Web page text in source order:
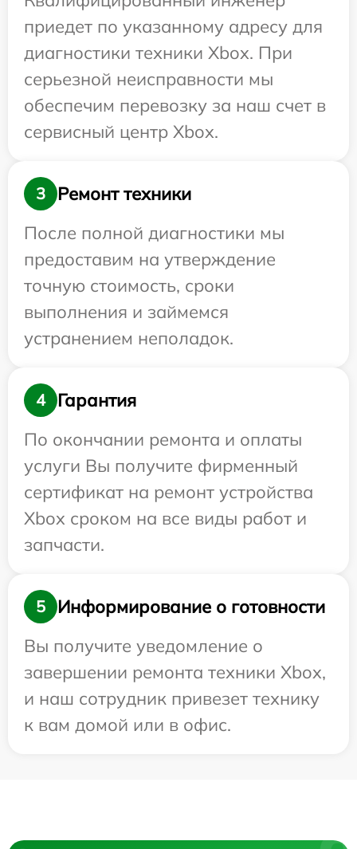
приедет по указанному адресу для
диагностики техники Xbox. При
серьезной неисправности мы
обеспечим перевозку за наш счет в
сервисный центр Xbox.
3
Ремонт техники
После полной диагностики мы
предоставим на утверждение
точную стоимость, сроки
выполнения и займемся
устранением неполадок.
4
Гарантия
По окончании ремонта и оплаты
услуги Вы получите фирменный
сертификат на ремонт устройства
Xbox сроком на все виды работ и
запчасти.
5
Информирование о готовности
Вы получите уведомление о
завершении ремонта техники Xbox,
и наш сотрудник привезет технику
к вам домой или в офис.